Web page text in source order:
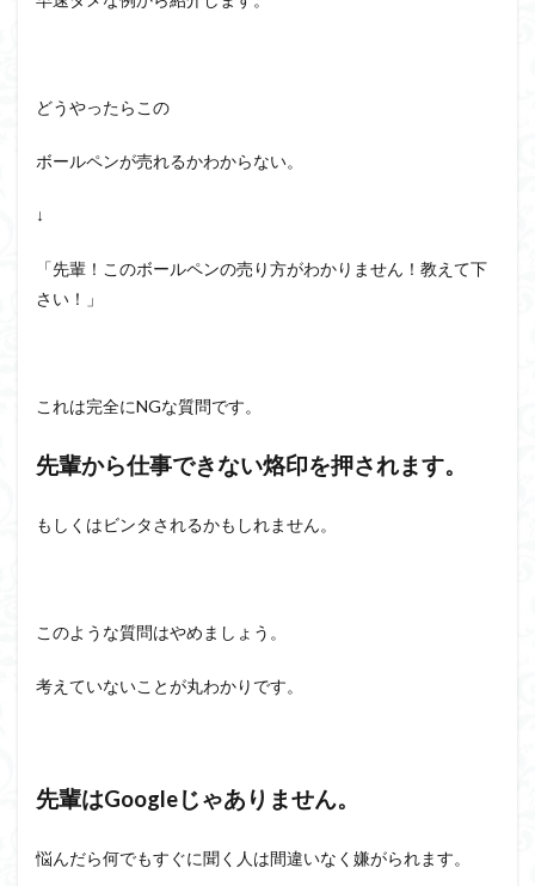
どうやったらこの
ボールペンが売れるかわからない。
↓
「先輩！このボールペンの売り方がわかりません！教えて下
さい！」
これは完全にNGな質問です。
先輩から仕事できない烙印を押されます。
もしくはビンタされるかもしれません。
このような質問はやめましょう。
考えていないことが丸わかりです。
先輩はGoogleじゃありません。
悩んだら何でもすぐに聞く人は間違いなく嫌がられます。